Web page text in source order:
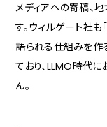
メディアへの寄稿、
す。ウィルゲート社
語られる仕組みを作
ており、LLMO時代
ん。